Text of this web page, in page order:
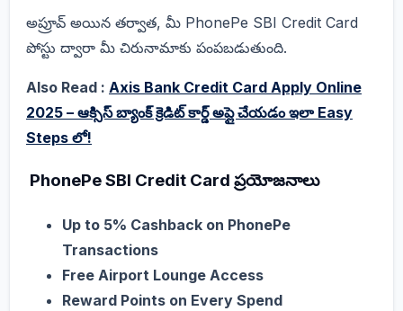
అప్రూవ్ అయిన తర్వాత, మీ PhonePe SBI Credit Card
పోస్టు ద్వారా మీ చిరునామాకు పంపబడుతుంది.
Also Read : Axis Bank Credit Card Apply Online
2025 – ఆక్సిస్ బ్యాంక్ క్రెడిట్ కార్డ్ అప్లై చేయడం ఇలా Easy
Steps లో!
PhonePe SBI Credit Card ప్రయోజనాలు
Up to 5% Cashback on PhonePe
Transactions
Free Airport Lounge Access
Reward Points on Every Spend